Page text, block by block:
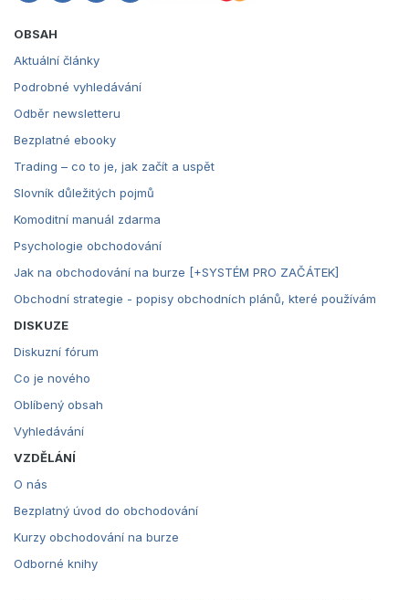
OBSAH
Aktuální články
Podrobné vyhledávání
Odběr newsletteru
Bezplatné ebooky
Trading – co to je, jak začít a uspět
Slovník důležitých pojmů
Komoditní manuál zdarma
Psychologie obchodování
Jak na obchodování na burze [+SYSTÉM PRO ZAČÁTEK]
Obchodní strategie - popisy obchodních plánů, které používám
DISKUZE
Diskuzní fórum
Co je nového
Oblíbený obsah
Vyhledávání
VZDĚLÁNÍ
O nás
Bezplatný úvod do obchodování
Kurzy obchodování na burze
Odborné knihy